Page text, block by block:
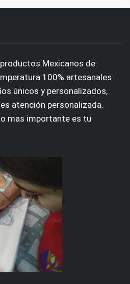
Mexicanos de
100% artesanales
únicos y personalizados,
atención personalizada.
mas importante es tu